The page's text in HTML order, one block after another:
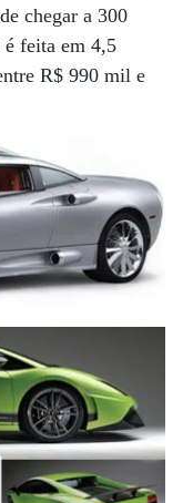
chegar a 300
é feita em 4,5
R$ 990 mil e